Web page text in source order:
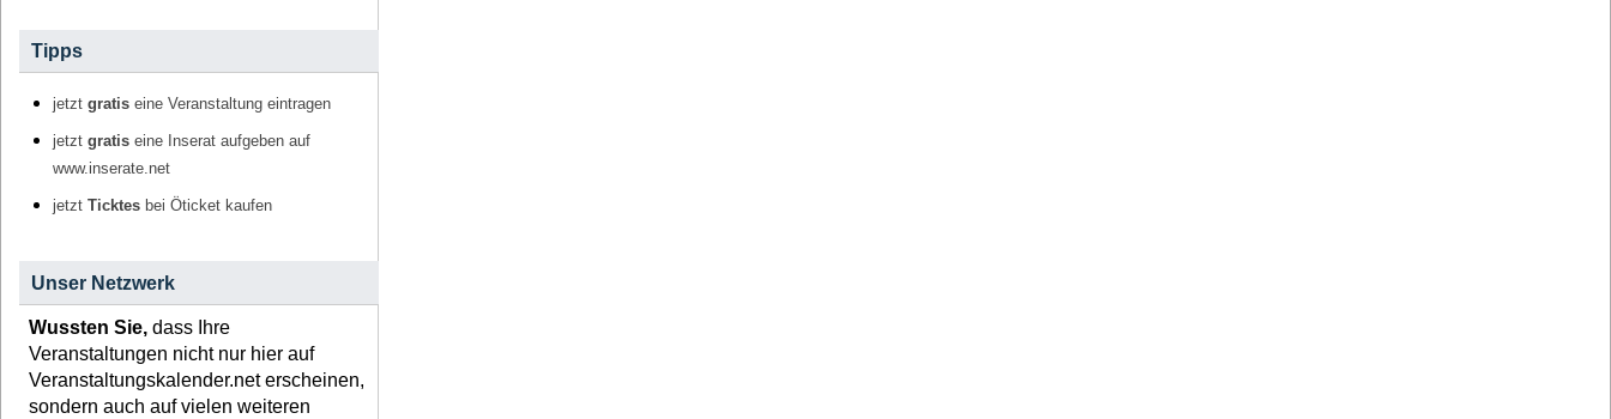
Tipps
jetzt gratis eine Veranstaltung eintragen
jetzt gratis eine Inserat aufgeben auf
www.inserate.net
jetzt Ticktes bei Öticket kaufen
Unser Netzwerk
Wussten Sie, dass Ihre
Veranstaltungen nicht nur hier auf
Veranstaltungskalender.net erscheinen,
sondern auch auf vielen weiteren